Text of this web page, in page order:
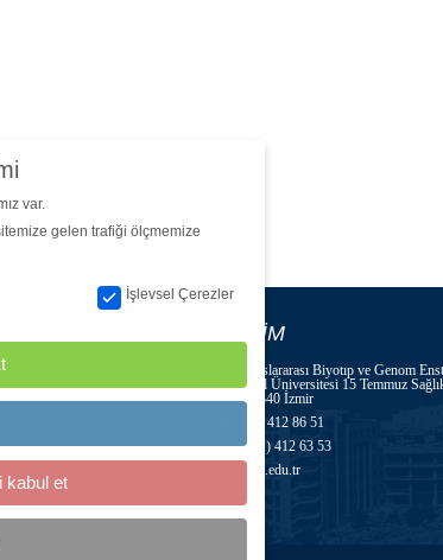
İLETİŞİM
İzmir Uluslararası Biyotıp ve Genom
Dokuz Eylül Üniversitesi 15 Temmuz
Balçova 35340 İzmir
+90 (232) 412 86 51
+90 (232) 412 63 53
ibg@deu.edu.tr
var.
gelen trafiği ölçmemize
İşlevsel Çerezler
kabul et